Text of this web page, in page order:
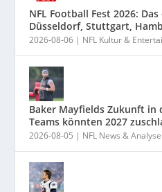
NFL Football Fest 2026:
Düsseldorf, Stuttgart,
2026-08-06 | NFL Kultur &
Baker Mayfields Zukunft in
Teams könnten 2027
2026-08-05 | NFL News &